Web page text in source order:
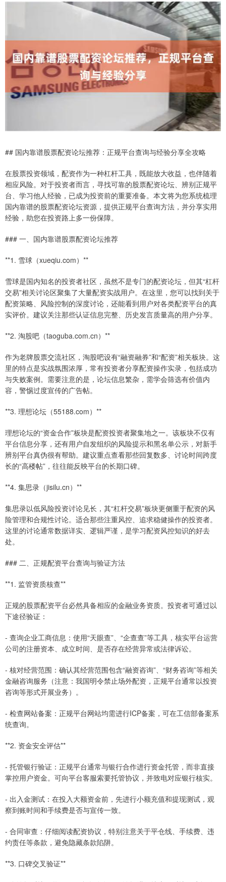
## 国内靠谱股票配资论坛推荐：正规平台查询与经验分享全攻略
在股票投资领域，配资作为一种杠杆工具，既能放大收益，也伴随着
相应风险。对于投资者而言，寻找可靠的股票配资论坛、辨别正规平
台、学习他人经验，已成为投资前的重要准备。本文将为您系统梳理
国内靠谱的股票配资论坛资源，提供正规平台查询方法，并分享实用
经验，助您在投资路上多一份保障。
### 一、国内靠谱股票配资论坛推荐
**1. 雪球（xueqiu.com）**
雪球是国内知名的投资者社区，虽然不是专门的配资论坛，但其“杠杆
交易”相关讨论区聚集了大量配资实战用户。在这里，您可以找到关于
配资策略、风险控制的深度讨论，还能看到用户对各类配资平台的真
实评价。建议关注那些认证信息完整、历史发言质量高的用户分享。
**2. 淘股吧（taoguba.com.cn）**
作为老牌股票交流社区，淘股吧设有“融资融券”和“配资”相关板块。这
里的特点是实战氛围浓厚，常有投资者分享配资操作实录，包括成功
与失败案例。需要注意的是，论坛信息繁杂，需学会筛选有价值内
容，警惕过度宣传的广告帖。
**3. 理想论坛（55188.com）**
理想论坛的“资金合作”板块是配资投资者聚集地之一。该板块不仅有
平台信息分享，还有用户自发组织的风险提示和黑名单公示，对新手
辨别平台真伪很有帮助。建议重点查看那些回复数多、讨论时间跨度
长的“高楼帖”，往往能反映平台的长期口碑。
**4. 集思录（jisilu.cn）**
集思录以低风险投资讨论见长，其“杠杆交易”板块更侧重于配资的风
险管理和合规性讨论。适合那些注重风控、追求稳健操作的投资者。
这里的讨论通常数据详实、逻辑严谨，是学习配资风控知识的好去
处。
### 二、正规配资平台查询与验证方法
**1. 监管资质核查**
正规的股票配资平台必然具备相应的金融业务资质。投资者可通过以
下途径验证：
- 查询企业工商信息：使用“天眼查”、“企查查”等工具，核实平台运营
公司的注册资本、成立时间、是否存在经营异常或法律诉讼。
- 核对经营范围：确认其经营范围包含“融资咨询”、“财务咨询”等相关
金融咨询服务（注意：我国明令禁止场外配资，正规平台通常以投资
咨询等形式开展业务）。
- 检查网站备案：正规平台网站均需进行ICP备案，可在工信部备案系
统查询。
**2. 资金安全评估**
- 托管银行验证：正规平台通常与银行合作进行资金托管，而非直接
掌控用户资金。可向平台客服索要托管协议，并致电对应银行核实。
- 出入金测试：在投入大额资金前，先进行小额充值和提现测试，观
察到账时间和手续费是否与宣传一致。
- 合同审查：仔细阅读配资协议，特别注意关于平仓线、手续费、违
约责任等条款，避免隐藏条款陷阱。
**3. 口碑交叉验证**